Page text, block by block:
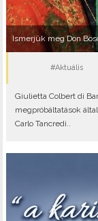
Ismerjük meg Don
#Aktuális
Giulietta Colbert di
megpróbáltatások
Carlo Tancredi..